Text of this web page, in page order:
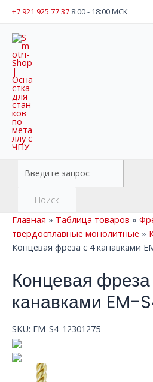
Перейти
содержимому
+7 921 925 77 37 8:00 - 18:00 МСК
товаров
Поиск
Главная » Таблица товаров »
твердосплавные монолитные »
Концевая фреза c 4 канавками
Концевая
канавками EM-
SKU: EM-S4-12301275